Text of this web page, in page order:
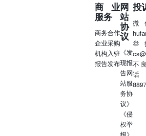
商业
服务
商务合作
企业采购
机构入驻
报告发布
网
站
协
议
《发
现报
告网
站服
务协
议》
《侵
权举
投
微
举
不